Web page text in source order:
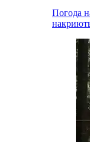
Погода